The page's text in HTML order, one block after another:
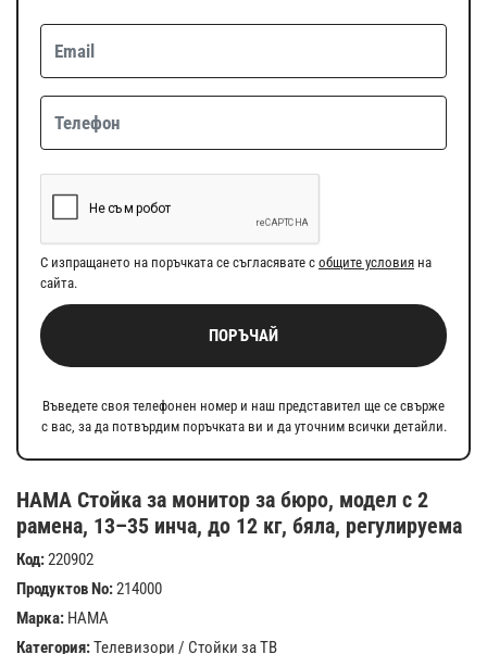
HAMA Стойка за монитор за бюро, модел с 2
рамена, 13–35 инча, до 12 кг, бяла, регулируема
Код:220902
Продуктов No:214000
Марка: HAMA
Категория:Телевизори / Стойки за ТВ
С изпращането на поръчката се съгласявате с общите условия на
сайта.
ПОРЪЧАЙ
Въведете своя телефонен номер и наш представител ще се свърже
с вас, за да потвърдим поръчката ви и да уточним всички детайли.